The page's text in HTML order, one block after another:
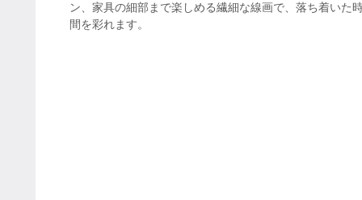
ン、家具の細部まで楽しめる繊細な線画で、落ち着いた
間を彩れます。